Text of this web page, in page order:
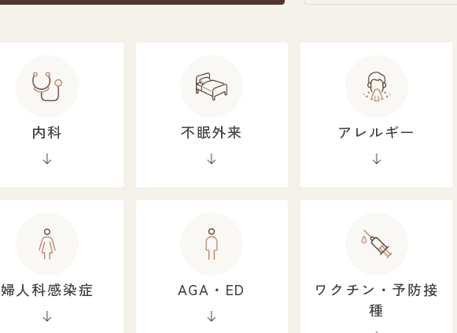
内科 不眠外来 アレルギー
婦人科感染症 AGA・ED
ワクチン・予防接
種